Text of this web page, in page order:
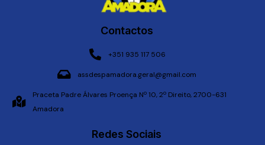
Contactos
+351 935 117 506
assdespamadora.geral@gmail.com
Praceta Padre Álvares Proença Nº 10, 2º Direito, 2700-631
Amadora
Redes Sociais